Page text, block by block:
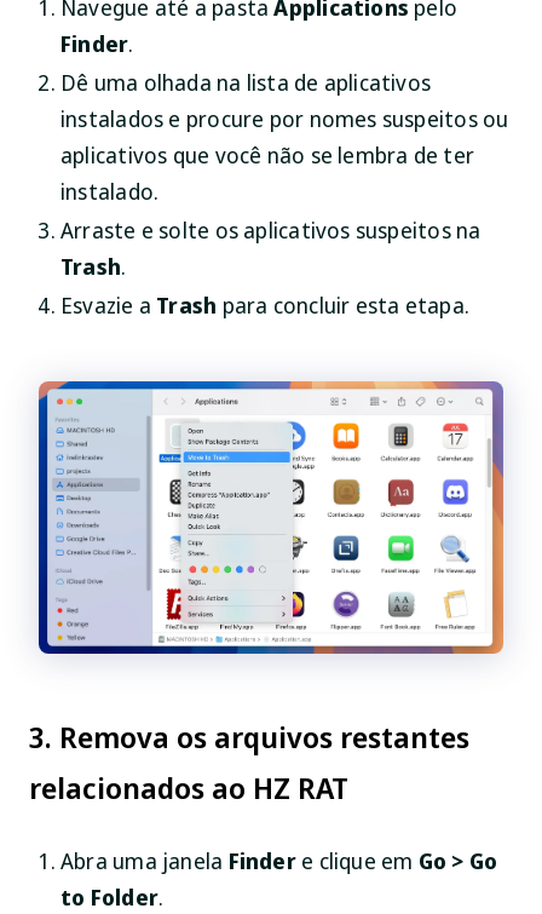
Navegue até a pastaApplications pelo
Finder.
Dê uma olhada na lista de aplicativos
instalados e procure por nomes suspeitos ou
aplicativos que você não se lembra de ter
instalado.
Arraste e solte os aplicativos suspeitos na
Trash.
Esvazie a Trash para concluir esta etapa.
3. Remova os arquivos restantes
relacionados ao HZ RAT
Abra uma janela Findere clique em Go > Go
to Folder.